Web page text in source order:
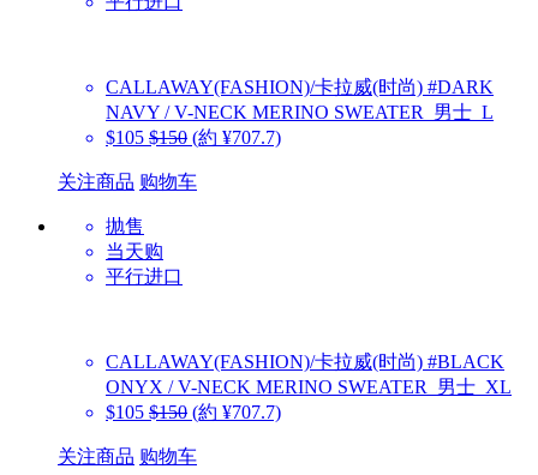
CALLAWAY(FASHION)/卡拉威(时尚) #DARK
NAVY / V-NECK MERINO SWEATER_男士_L
$105 $150 (約 ¥707.7)
关注商品 购物车
抛售
当天购
平行进口
CALLAWAY(FASHION)/卡拉威(时尚) #BLACK
ONYX / V-NECK MERINO SWEATER_男士_XL
$105 $150 (約 ¥707.7)
关注商品 购物车